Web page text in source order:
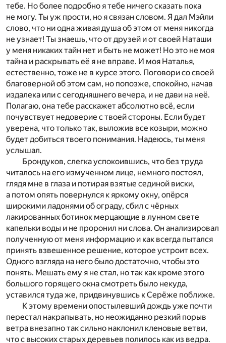
тебе. Но более подробно я тебе ничего сказать пока
не могу. Ты уж прости, но я связан словом. Я дал Мэйли
слово, что ни одна живая душа об этом от меня никогда
не узнает! Ты знаешь, что от друзей и от своей Наташи
у меня никаких тайн нет и быть не может! Но это не моя
тайна и раскрывать её я не вправе. И моя Наталья,
естественно, тоже не в курсе этого. Поговори со своей
благоверной об этом сам, но попозже, спокойно, начав
издалека или с сегодняшнего вечера, и не дави на неё.
Полагаю, она тебе расскажет абсолютно всё, если
почувствует недоверие с твоей стороны. Если будет
уверена, что только так, выложив все козыри, можно
будет добиться твоего понимания. Надеюсь, ты меня
услышал.
Брондуков, слегка успокоившись, что без труда
читалось на его измученном лице, немного постоял,
глядя мне в глаза и потирая взятые сединой виски,
а потом опять повернулся к яркому окну, опёрся
широкими ладонями об ограду, сбил с чёрных
лакированных ботинок мерцающие в лунном свете
капельки воды и не проронил ни слова. Он анализировал
полученную от меня информацию и как всегда пытался
принять взвешенное решение, которое устроит всех.
Одного взгляда на него было достаточно, чтобы это
понять. Мешать ему я не стал, но так как кроме этого
большого горящего окна смотреть было некуда,
уставился туда же, придвинувшись к Серёже поближе.
К этому времени опостылевший дождь уже почти
перестал накрапывать, но неожиданно резкий порыв
ветра внезапно так сильно наклонил кленовые ветви,
что с высоких старых деревьев полилось как из ведра.